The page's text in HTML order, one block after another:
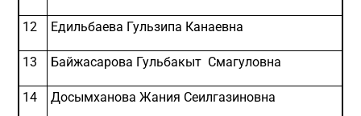
12 Едильбаева Гульзипа Канаевна
13 Байжасарова Гульбакыт Смагуловна
14 Досымханова Жания Сеилгазиновна